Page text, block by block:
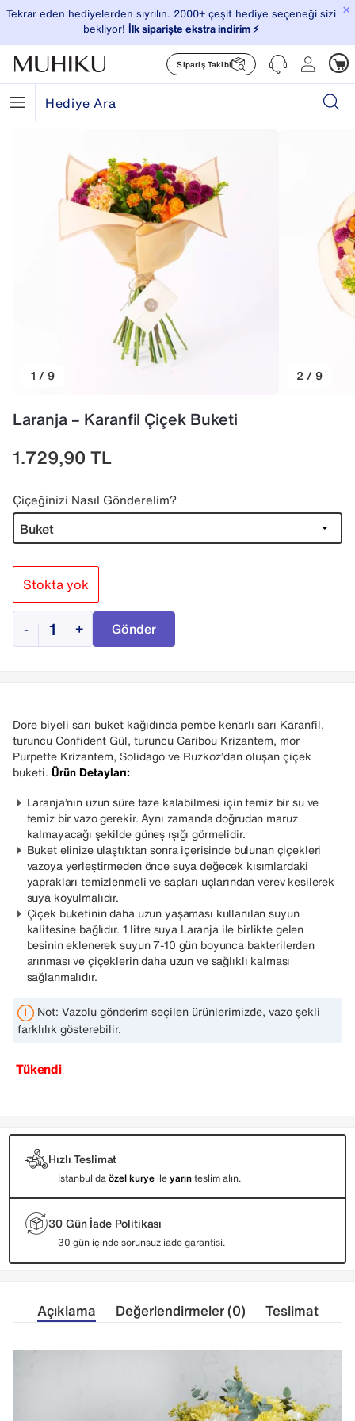
×
Tekrar eden hediyelerden sıyrılın. 2000+ çeşit hediye seçeneği sizi
bekliyor! İlk siparişte ekstra indirim ⚡️
Sipariş Takibi
1 / 9 2 / 9
Laranja – Karanfil Çiçek Buketi
1.729,90 TL
Çiçeğinizi Nasıl Gönderelim?
Stokta yok
- + Gönder
Dore biyeli sarı buket kağıdında pembe kenarlı sarı Karanfil,
turuncu Confident Gül, turuncu Caribou Krizantem, mor
Purpette Krizantem, Solidago ve Ruzkoz’dan oluşan çiçek
buketi. Ürün Detayları:
Laranja’nın uzun süre taze kalabilmesi için temiz bir su ve
temiz bir vazo gerekir. Aynı zamanda doğrudan maruz
kalmayacağı şekilde güneş ışığı görmelidir.
Buket elinize ulaştıktan sonra içerisinde bulunan çiçekleri
vazoya yerleştirmeden önce suya değecek kısımlardaki
yaprakları temizlenmeli ve sapları uçlarından verev kesilerek
suya koyulmalıdır.
Çiçek buketinin daha uzun yaşaması kullanılan suyun
kalitesine bağlıdır. 1 litre suya Laranja ile birlikte gelen
besinin eklenerek suyun 7-10 gün boyunca bakterilerden
arınması ve çiçeklerin daha uzun ve sağlıklı kalması
sağlanmalıdır.
Not: Vazolu gönderim seçilen ürünlerimizde, vazo şekli
farklılık gösterebilir.
Tükendi
Hızlı Teslimat
İstanbul'daözel kurye ileyarınteslim alın.
30 Gün İade Politikası
30 gün içinde sorunsuz iade garantisi.
Açıklama Değerlendirmeler (0) Teslimat